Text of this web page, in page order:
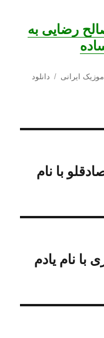
رضایی به
موزیک ایرانی برچسب‌ها
دانلود
با نام
با نام یادم